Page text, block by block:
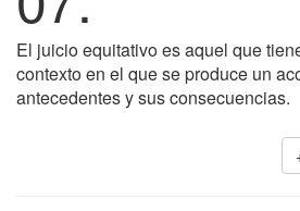
El juicio equitativo es aquel que
contexto en el que se produce un
antecedentes y sus consecuencias.